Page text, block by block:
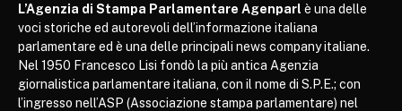
L’Agenzia di Stampa Parlamentare Agenparl è una delle
voci storiche ed autorevoli dell’informazione italiana
parlamentare ed è una delle principali news company italiane.
Nel 1950 Francesco Lisi fondò la più antica Agenzia
giornalistica parlamentare italiana, con il nome di S.P.E.; con
l’ingresso nell’ASP (Associazione stampa parlamentare) nel